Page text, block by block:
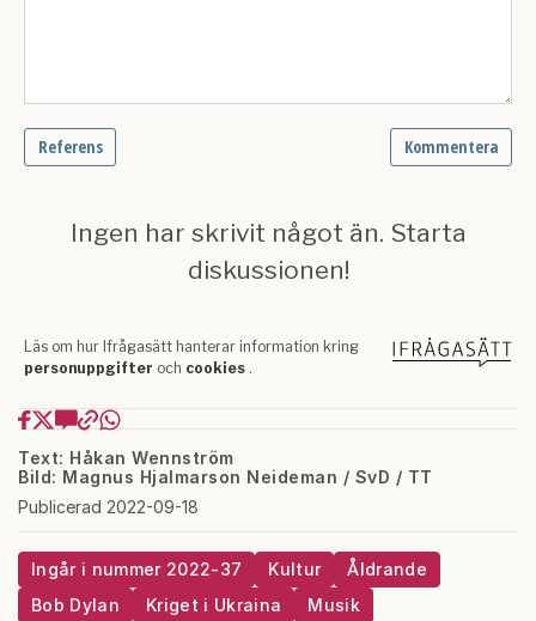
Text: Håkan Wennström
Bild: Magnus Hjalmarson Neideman / SvD / TT
Publicerad 2022-09-18
Ingår i nummer 2022-37 Kultur
Åldrande
Bob Dylan
Kriget i Ukraina Musik